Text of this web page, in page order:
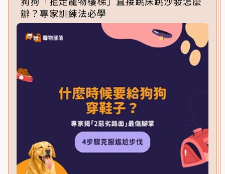
辦？專家訓練法必學